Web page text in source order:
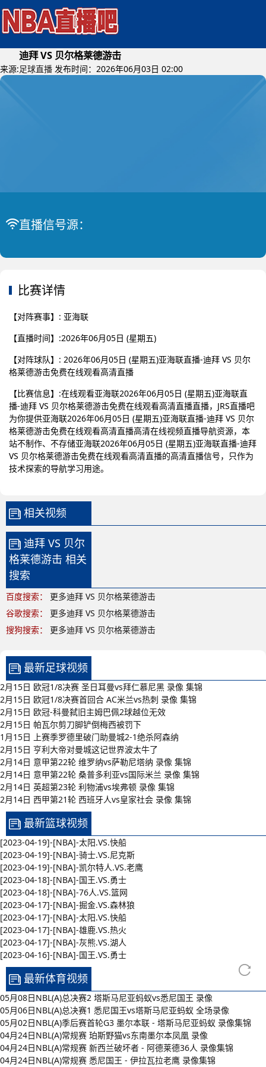
迪拜 VS 贝尔格莱德游击
来源:足球直播 发布时间：2026年06月03日 02:00
直播信号源：
比赛详情
【对阵赛事】: 亚海联
【直播时间】:2026年06月05日 (星期五)
【对阵球队】: 2026年06月05日 (星期五)亚海联直播-迪拜 VS 贝尔
格莱德游击免费在线观看高清直播
【比赛信息】:在线观看亚海联2026年06月05日 (星期五)亚海联直
播-迪拜 VS 贝尔格莱德游击免费在线观看高清直播直播，JRS直播吧
为你提供亚海联2026年06月05日 (星期五)亚海联直播-迪拜 VS 贝尔
格莱德游击免费在线观看高清直播高清在线视频直播导航资源，本
站不制作、不存储亚海联2026年06月05日 (星期五)亚海联直播-迪拜
VS 贝尔格莱德游击免费在线观看高清直播的高清直播信号，只作为
技术探索的导航学习用途。
相关视频
迪拜 VS 贝尔
格莱德游击 相关
搜索
百度搜索：
更多迪拜 VS 贝尔格莱德游击
谷歌搜索：
更多迪拜 VS 贝尔格莱德游击
搜狗搜索：
更多迪拜 VS 贝尔格莱德游击
最新足球视频
2月15日 欧冠1/8决赛 圣日耳曼vs拜仁慕尼黑 录像 集锦
2月15日 欧冠1/8决赛首回合 AC米兰vs热刺 录像 集锦
2月15日 欧冠-科曼弑旧主姆巴佩2球越位无效
2月15日 帕瓦尔剪刀脚铲倒梅西被罚下
1月15日 上赛季罗德里破门助曼城2-1绝杀阿森纳
2月15日 亨利大帝对曼城这记世界波太牛了
2月14日 意甲第22轮 维罗纳vs萨勒尼塔纳 录像 集锦
2月14日 意甲第22轮 桑普多利亚vs国际米兰 录像 集锦
2月14日 英超第23轮 利物浦vs埃弗顿 录像 集锦
2月14日 西甲第21轮 西班牙人vs皇家社会 录像 集锦
最新篮球视频
[2023-04-19]-[NBA]-太阳.VS.快船
[2023-04-19]-[NBA]-骑士.VS.尼克斯
[2023-04-19]-[NBA]-凯尔特人.VS.老鹰
[2023-04-18]-[NBA]-国王.VS.勇士
[2023-04-18]-[NBA]-76人.VS.篮网
[2023-04-17]-[NBA]-掘金.VS.森林狼
[2023-04-17]-[NBA]-太阳.VS.快船
[2023-04-17]-[NBA]-雄鹿.VS.热火
[2023-04-17]-[NBA]-灰熊.VS.湖人
[2023-04-16]-[NBA]-国王.VS.勇士
最新体育视频
05月08日NBL(A)总决赛2 塔斯马尼亚蚂蚁vs悉尼国王 录像
05月06日NBL(A)总决赛1 悉尼国王vs塔斯马尼亚蚂蚁 全场录像
05月02日NBL(A)季后赛首轮G3 墨尔本联 - 塔斯马尼亚蚂蚁 录像集锦
04月24日NBL(A)常规赛 珀斯野猫vs东南墨尔本凤凰 录像
04月24日NBL(A)常规赛 新西兰破坏者 - 阿德莱德36人 录像集锦
04月24日NBL(A)常规赛 悉尼国王 - 伊拉瓦拉老鹰 录像集锦